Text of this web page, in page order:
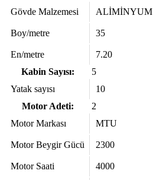
Gövde Malzemesi
ALİMİNYUM
Boy/metre 35
En/metre
7.20
Kabin Sayısı:
5
Yatak sayısı
10
Motor Adeti:
2
Motor Markası
MTU
Motor Beygir Gücü 2300
Motor Saati 4000